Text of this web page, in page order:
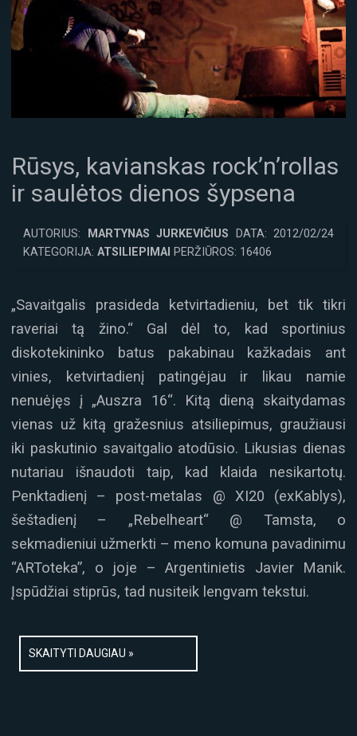
Rūsys, kavianskas rock’n’rollas
ir saulėtos dienos šypsena
AUTORIUS: MARTYNAS JURKEVIČIUS DATA: 2012/02/24
KATEGORIJA: ATSILIEPIMAI PERŽIŪROS: 16406
„Savaitgalis prasideda ketvirtadieniu, bet tik tikri
raveriai tą žino.“ Gal dėl to, kad sportinius
diskotekininko batus pakabinau kažkadais ant
vinies, ketvirtadienį patingėjau ir likau namie
nenuėjęs į „Auszra 16“. Kitą dieną skaitydamas
vienas už kitą gražesnius atsiliepimus, graužiausi
iki paskutinio savaitgalio atodūsio. Likusias dienas
nutariau išnaudoti taip, kad klaida nesikartotų.
Penktadienį – post-metalas @ XI20 (exKablys),
šeštadienį – „Rebelheart“ @ Tamsta, o
sekmadieniui užmerkti – meno komuna pavadinimu
“ARToteka”, o joje – Argentinietis Javier Manik.
Įspūdžiai stiprūs, tad nusiteik lengvam tekstui.
SKAITYTI DAUGIAU »